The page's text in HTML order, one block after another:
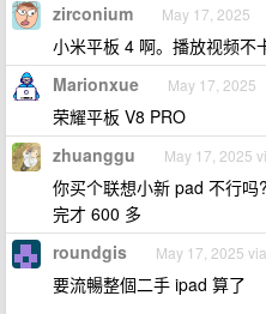
zirconium May 17, 2025
小米平板 4 啊。播放视频不
Marionxue May 17, 2025
荣耀平板 V8 PRO
zhuanggu May 17, 2025
你买个联想小新 pad 不行
完才 600 多
roundgis May 17, 2025
要流暢整個二手 ipad 算了